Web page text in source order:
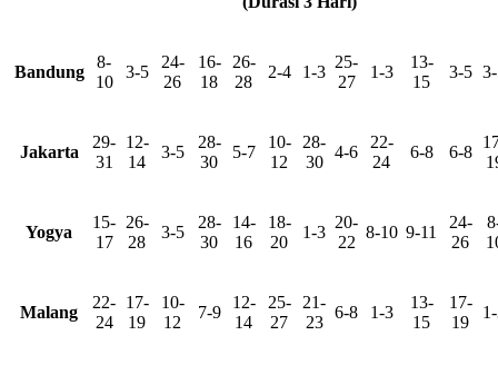
Bandung
8-
10
3-5
24-
26
16-
18
26-
28
2-4 1-3
25-
27
1-3
13-
15
3-5
Jakarta
29-
31
12-
14
3-5
28-
30
5-7
10-
12
28-
30
4-6
22-
24
6-8 6-8
Yogya
15-
17
26-
28
3-5
28-
30
14-
16
18-
20
1-3
20-
22
8-10 9-11
24-
26
Malang
22-
24
17-
19
10-
12
7-9
12-
14
25-
27
21-
23
6-8 1-3
13-
15
17-
19